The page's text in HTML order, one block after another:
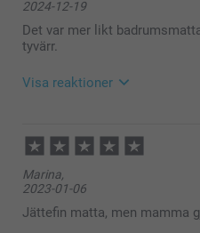
2024-12-19
Det var mer likt
tyvärr.
Visa reaktioner
11:02
Hej Agnes,
Tack för ditt omdöme
Vi på kundservice
och mer effektiva i
Marina,
2023-01-06
Jättefin matta, men mamma